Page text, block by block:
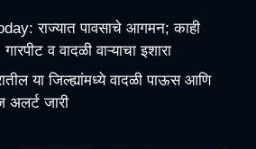
राज्यात पावसाचे आगमन; काही
व वादळी वाऱ्याचा इशारा
या जिल्ह्यांमध्ये वादळी पाऊस आणि
जारी